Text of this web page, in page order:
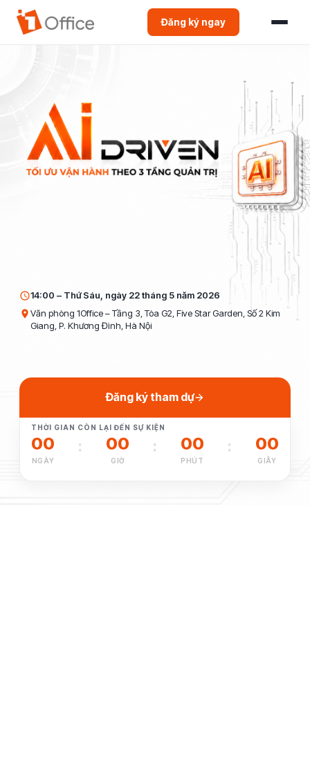
Đăng ký ngay
14:00 – Thứ Sáu, ngày 22 tháng 5 năm 2026
Văn phòng 1Office – Tầng 3, Tòa G2, Five Star Garden, Số 2 Kim
Giang, P. Khương Đình, Hà Nội
Đăng ký tham dự
THỜI GIAN CÒN LẠI ĐẾN SỰ KIỆN
00
NGÀY
: 00
GIỜ
: 00
PHÚT
: 00
GIÂY